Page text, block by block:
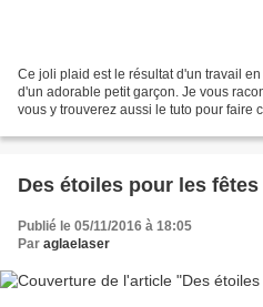
Ce joli plaid est le résultat d'un travail
d'un adorable petit garçon. Je vous
vous y trouverez aussi le tuto pour faire
Des étoiles pour les fêtes
Publié le 05/11/2016 à 18:05
Par aglaelaser